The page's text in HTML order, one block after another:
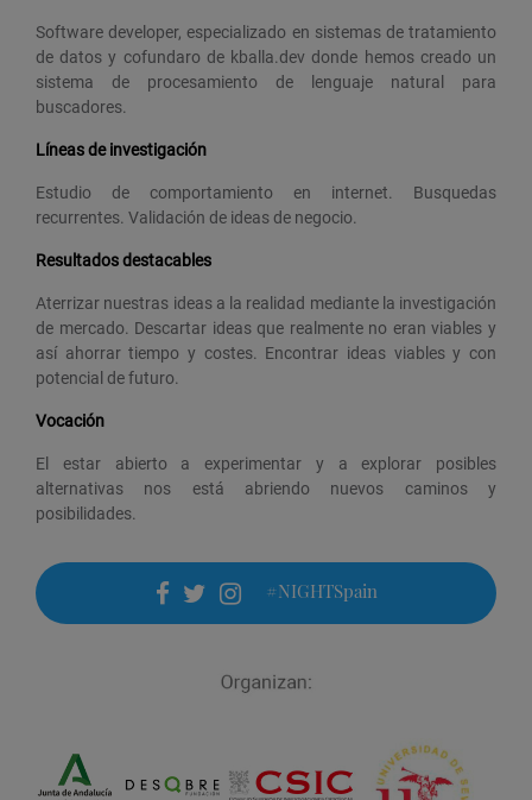
Software developer, especializado en sistemas de tratamiento
de datos y cofundaro de kballa.dev donde hemos creado un
sistema de procesamiento de lenguaje natural para
buscadores.
Líneas de investigación
Estudio de comportamiento en internet. Busquedas
recurrentes. Validación de ideas de negocio.
Resultados destacables
Aterrizar nuestras ideas a la realidad mediante la investigación
de mercado. Descartar ideas que realmente no eran viables y
así ahorrar tiempo y costes. Encontrar ideas viables y con
potencial de futuro.
Vocación
El estar abierto a experimentar y a explorar posibles
alternativas nos está abriendo nuevos caminos y
posibilidades.
facebook
twitter
instagram
#NIGHTSpain